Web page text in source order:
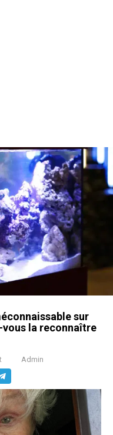
sur
vous la reconnaître
Admin